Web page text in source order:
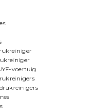
voertuig